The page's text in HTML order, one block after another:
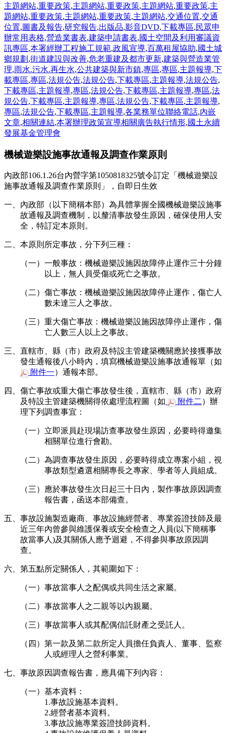
主題網站,重要政策,主題網站,重要政策,主題網站,重要政策,主
題網站,重要政策,主題網站,重要政策,主題網站,交通位置,交通
位置,圖書及報告,研究報告,出版品,影音DVD,下載專區,民眾申
辦常用表格,營造業書表,建築申請書表,國土空間及利用審議資
訊專區,本署經辦工程施工規範,政風宣導,百萬租屋協助,國土城
鄉規劃 ,街道建設與改善,危老重建及都市更新,建築與營造業管
理,雨水.污水.再生水,公共建築與新市鎮,專區,專區,主題報導,下
載專區,專區,法規公告,法規公告,下載專區,主題報導,法規公告,
下載專區,主題報導,專區,法規公告,下載專區,主題報導,專區,法
規公告,下載專區,主題報導,專區,法規公告,下載專區,主題報導,
專區,法規公告,下載專區,主題報導,各業務單位聯絡電話,內嵌
文章,相關連結,本署辦理政策宣導相關廣告執行情形,國土永續
發展基金管理會
機械遊樂設施事故通報及調查作業原則
內政部106.1.26台內營字第1050818325號令訂定「機械遊樂設
施事故通報及調查作業原則」，自即日生效
一、內政部（以下簡稱本部）為具體掌握全國機械遊樂設施事
故通報及調查機制，以釐清事故發生原因，確保使用人安
全，特訂定本原則。
二、本原則所定事故，分下列三種：
（一）一般事故：機械遊樂設施因故障停止運作三十分鐘
以上，無人員受傷或死亡之事故。
（二）傷亡事故：機械遊樂設施因故障停止運作，傷亡人
數未達三人之事故。
（三）重大傷亡事故：機械遊樂設施因故障停止運作，傷
亡人數三人以上之事故。
三、直轄市、縣（市）政府及特設主管建築機關應於接獲事故
發生通報後八小時內，填寫機械遊樂設施事故通報單（如
附件一）通報本部。
四、傷亡事故或重大傷亡事故發生後，直轄市、縣（市）政府
及特設主管建築機關得依處理流程圖（如
附件二 ）辦
理下列調查事宜：
（一）立即派員赴現場訪查事故發生原因，必要時得邀集
相關單位進行會勘。
（二）為調查事故發生原因，必要時得成立專案小組，視
事故類型遴選相關專長之專家、學者等人員組成。
（三）應於事故發生次日起三十日內，製作事故原因調查
報告書，函送本部備查。
五、事故設施製造廠商、事故設施經營者、專業簽證技師及最
近三年內曾參與維護保養或安全檢查之人員(以下簡稱事
故當事人)及其關係人應予迴避，不得參與事故原因調
查。
六、第五點所定關係人，其範圍如下：
（一）事故當事人之配偶或共同生活之家屬。
（二）事故當事人之二親等以內親屬。
（三）事故當事人或其配偶信託財產之受託人。
（四）第一款及第二款所定人員擔任負責人、董事、監察
人或經理人之營利事業。
七、事故原因調查報告書，應具備下列內容：
（一）基本資料：
1.事故設施基本資料。
2.經營者基本資料。
3.事故設施專業簽證技師資料。